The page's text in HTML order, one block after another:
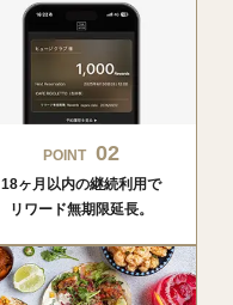
POINT 02
18ヶ月以内の継続利用で
リワード無期限延長。